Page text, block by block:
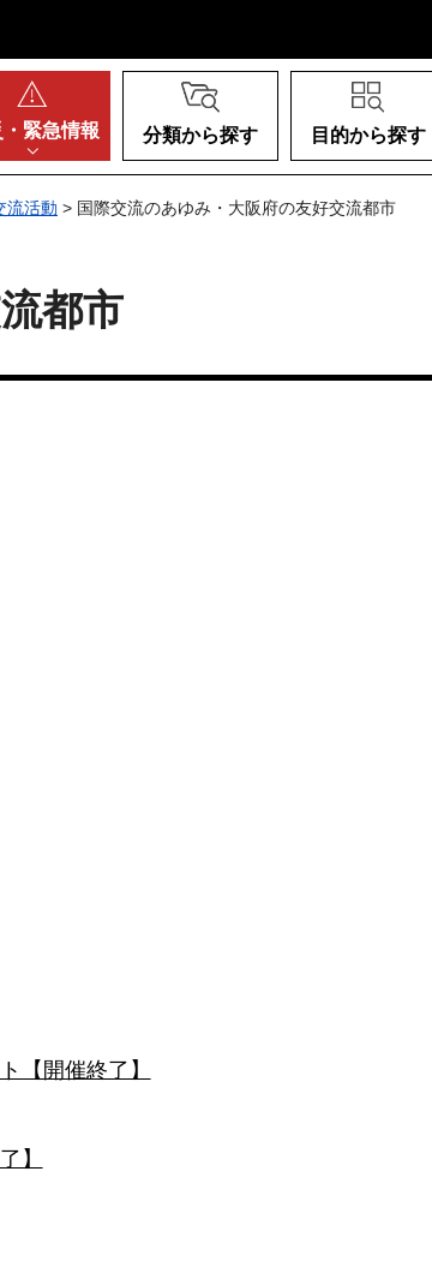
緊急情報 分類から探す 目的から探す
流活動 > 国際交流のあゆみ・大阪府の友好交流都市
都市
【開催終了】
】